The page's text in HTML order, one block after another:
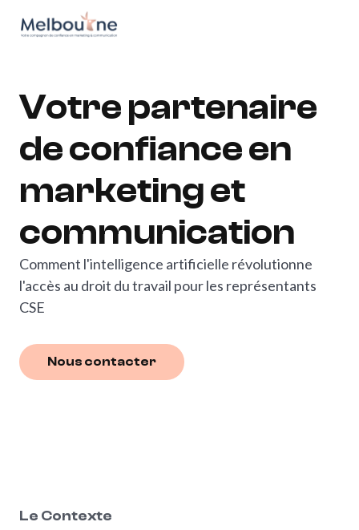
go
to
Votre partenaire
de confiance en
marketing et
communication
Comment l'intelligence artificielle révolutionne
l'accès au droit du travail pour les représentants
CSE
Nous contacter
Nous contacter
Le Contexte